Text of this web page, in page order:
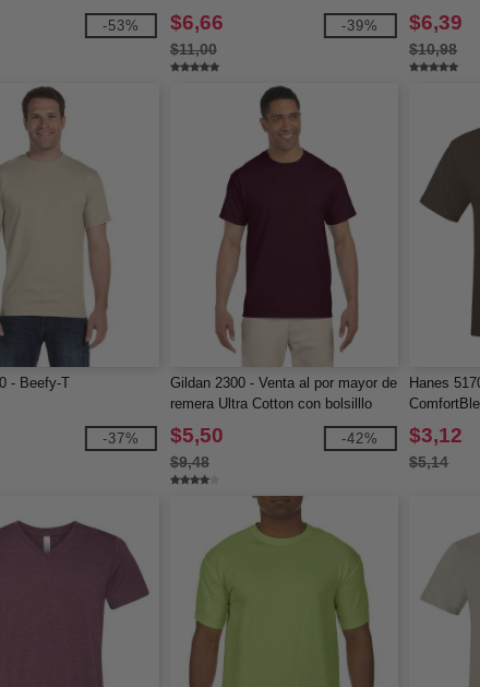
-53%
manga corta
$6,66
$11,00
-39% $6,39
$10,98
- Beefy-T
-37%
Gildan 2300 - Venta al por mayor de
remera Ultra Cotton con bolsilllo
$5,50
$9,48
-42%
Hanes
$3,12
$5,14